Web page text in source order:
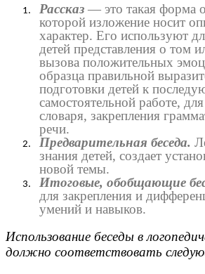
Рассказ — это такая форма
которой изложение носит
характер. Его используют
детей представления о том
вызова положительных
образца правильной
подготовки детей к
самостоятельной работе,
словаря, закрепления
речи.
Предварительная беседа.
знания детей, создает
новой темы.
Итоговые, обобщающие
для закрепления и
умений и навыков.
Использование беседы в
должно соответствовать